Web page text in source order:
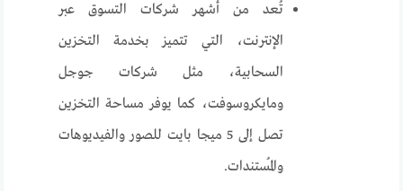
تُعد من أشهر شركات التسوق عبر
الإنترنت، التي تتميز بخدمة التخزين
السحابية، مثل شركات جوجل
ومايكروسوفت، كما يوفر مساحة التخزين
تصل إلى 5 ميجا بايت للصور والفيديوهات
والمُستندات.